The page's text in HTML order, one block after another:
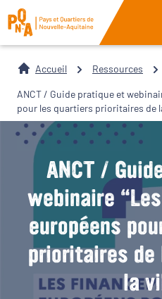
Accueil Ressources
ANCT / Guide pratique et
pour les quartiers prioritaires de
ANCT /
webinaire
européens
prioritaires
la